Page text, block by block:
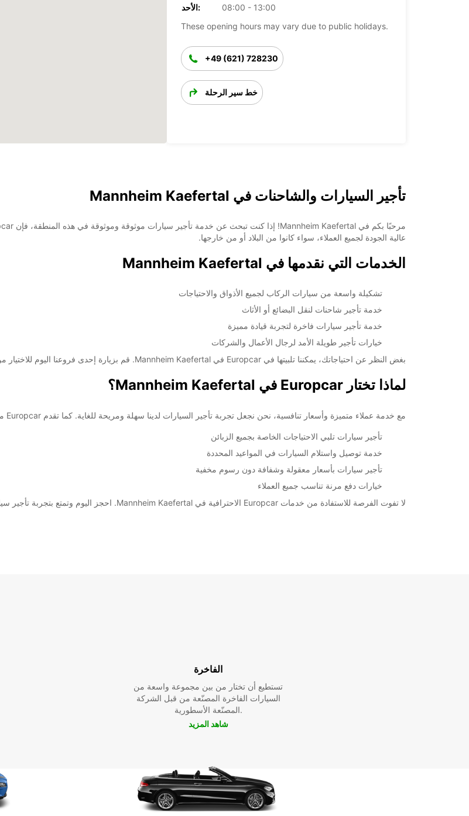
الأحد:
08:00 - 13:00
These opening hours may vary due to public holidays.
+49 (621) 728230
خط سير الرحلة
تأجير السيارات والشاحنات في Mannheim Kaefertal
عالية الجودة لجميع العملاء، سواء كانوا من البلاد أو من خارجها.
الخدمات التي نقدمها في Mannheim Kaefertal
تشكيلة واسعة من سيارات الركاب لجميع الأذواق والاحتياجات
خدمة تأجير شاحنات لنقل البضائع أو الأثاث
خدمة تأجير سيارات فاخرة لتجربة قيادة مميزة
خيارات تأجير طويلة الأمد لرجال الأعمال والشركات
بغض النظر عن احتياجاتك، يمكننا تلبيتها في Europcar في Mannheim Kaefertal. قم بزيارة إحدى فروعنا اليوم للاختيار من بجميع خيارات التأجير المتاحة.
لماذا تختار Europcar في Mannheim Kaefertal؟
مع خدمة عملاء متميزة وأسعار تنافسية، نحن نجعل تجربة تأجير السيارات لدينا سهلة ومريحة للغاية. كما تقدم Europcar مجموعة من المزايا التنافسية الأخرى، بما في ذلك:
تأجير سيارات تلبي الاحتياجات الخاصة بجميع الزبائن
خدمة توصيل واستلام السيارات في المواعيد المحددة
تأجير سيارات بأسعار معقولة وشفافة دون رسوم مخفية
خيارات دفع مرنة تناسب جميع العملاء
لا تفوت الفرصة للاستفادة من خدمات Europcar الاحترافية في Mannheim Kaefertal. احجز اليوم وتمتع بتجربة تأجير سيارات لا تشوبها شائبة.
الفاخرة
تستطيع أن تختار من بين مجموعة واسعة من
السيارات الفاخرة المصنّعة من قبل الشركة
المصنّعة الأسطورية.
شاهد المزيد